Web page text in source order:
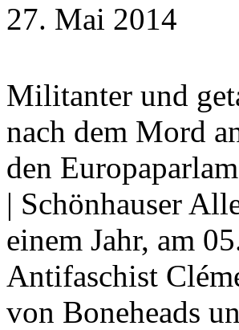
27. Mai 2014
Militanter und
nach dem Mord
den
| Schönhauser
einem Jahr, am
Antifaschist
von Boneheads